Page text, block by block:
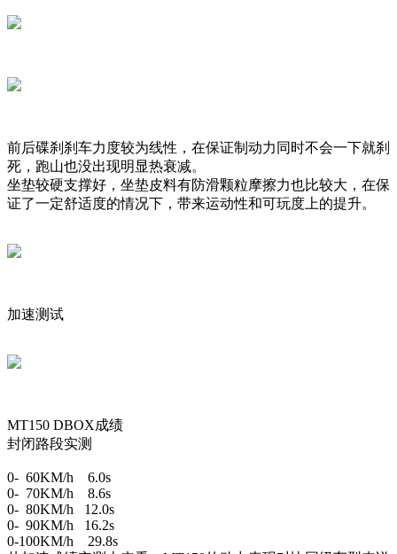
前后碟刹刹车力度较为线性，在保证制动力同时不会一下就刹
死，跑山也没出现明显热衰减。
坐垫较硬支撑好，坐垫皮料有防滑颗粒摩擦力也比较大，在保
证了一定舒适度的情况下，带来运动性和可玩度上的提升。
加速测试
MT150 DBOX成绩
封闭路段实测
0- 60KM/h 6.0s
0- 70KM/h 8.6s
0- 80KM/h 12.0s
0- 90KM/h 16.2s
0-100KM/h 29.8s